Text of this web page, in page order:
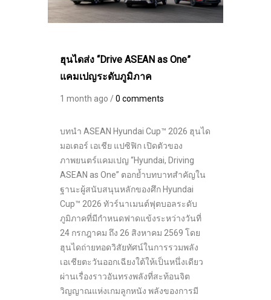
ฮุนไดส่ง “Drive ASEAN as One”
แคมเปญระดับภูมิภาค
1 month ago /0 comments
บทนำ ASEAN Hyundai Cup™ 2026 ฮุนได
มอเตอร์ เอเชีย แปซิฟิก เปิดตัวของ
ภาพยนตร์แคมเปญ “Hyundai, Driving
ASEAN as One” ตอกย้ำบทบาทสำคัญใน
ฐานะผู้สนับสนุนหลักของศึก Hyundai
Cup™ 2026 ทัวร์นาเมนต์ฟุตบอลระดับ
ภูมิภาคที่มีกำหนดฟาดแข้งระหว่างวันที่
24 กรกฎาคม ถึง 26 สิงหาคม 2569 โดย
ฮุนไดถ่ายทอดวิสัยทัศน์ในการรวมพลัง
เอเชียตะวันออกเฉียงใต้ให้เป็นหนึ่งเดียว
ผ่านเรื่องราวอันทรงพลังที่สะท้อนจิต
วิญญาณแห่งเกมลูกหนัง พลังของการมี